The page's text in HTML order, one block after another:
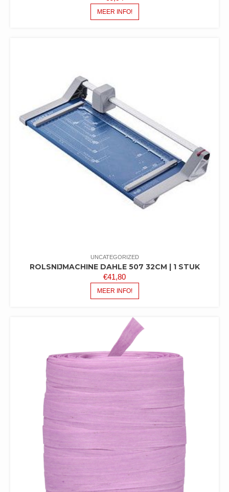
MEER INFO!
UNCATEGORIZED
ROLSNIJMACHINE DAHLE 507 32CM | 1 STUK
€41,80
MEER INFO!